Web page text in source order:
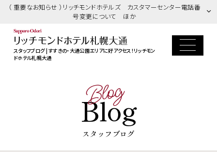
（ 重要なお知らせ ）リッチモンドホテルズ カスタマーセンター電話番
号変更について ほか
スタッフブログ | すすきの・大通公園エリアに好アクセス！リッチモン
ドホテル札幌大通
Blog
Blog
スタッフブログ